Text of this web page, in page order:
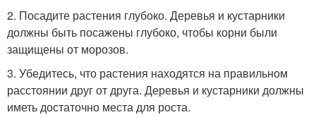
2. Посадите растения глубоко. Деревья и кустарники
должны быть посажены глубоко, чтобы корни были
защищены от морозов.
3. Убедитесь, что растения находятся на правильном
расстоянии друг от друга. Деревья и кустарники должны
иметь достаточно места для роста.